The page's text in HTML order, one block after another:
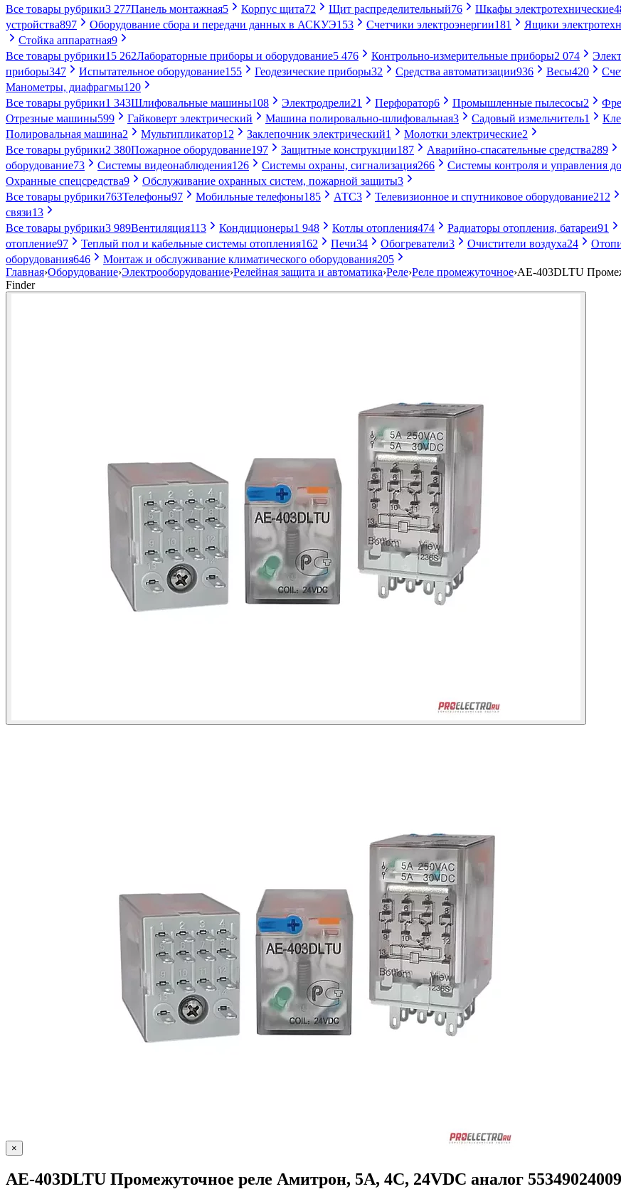
Все товары рубрики3 277Панель монтажная5 Корпус щита72 Щит распределительный76 Шкафы электротехнические
устройства897 Оборудование сбора и передачи данных в АСКУЭ153 Счетчики электроэнергии181 Ящики
Стойка аппаратная9
Все товары рубрики15 262Лабораторные приборы и оборудование5 476 Контрольно-измерительные приборы2 074
приборы347 Испытательное оборудование155 Геодезические приборы32 Средства автоматизации936 Весы420
Манометры, диафрагмы120
Все товары рубрики1 343Шлифовальные машины108 Электродрели21 Перфоратор6 Промышленные пылесосы2
Отрезные машины599 Гайковерт электрический Машина полировально-шлифовальная3 Садовый измельчитель1
Полировальная машина2 Мультипликатор12 Заклепочник электрический1 Молотки электрические2
Все товары рубрики2 380Пожарное оборудование197 Защитные конструкции187 Аварийно-спасательные средства289
оборудование73 Системы видеонаблюдения126 Системы охраны, сигнализация266 Системы контроля и управления
Охранные спецсредства9 Обслуживание охранных систем, пожарной защиты3
Все товары рубрики763Телефоны97 Мобильные телефоны185 АТС3 Телевизионное и спутниковое оборудование212
связи13
Все товары рубрики3 989Вентиляция113 Кондиционеры1 948 Котлы отопления474 Радиаторы отопления, батареи91
отопление97 Теплый пол и кабельные системы отопления162 Печи34 Обогреватели3 Очистители воздуха24
оборудования646 Монтаж и обслуживание климатического оборудования205
Главная›Оборудование›Электрооборудование›Релейная защита и автоматика›Реле›Реле промежуточное›AE-403DLTU
Finder
×
AE-403DLTU Промежуточное реле Амитрон, 5А, 4С, 24VDC аналог